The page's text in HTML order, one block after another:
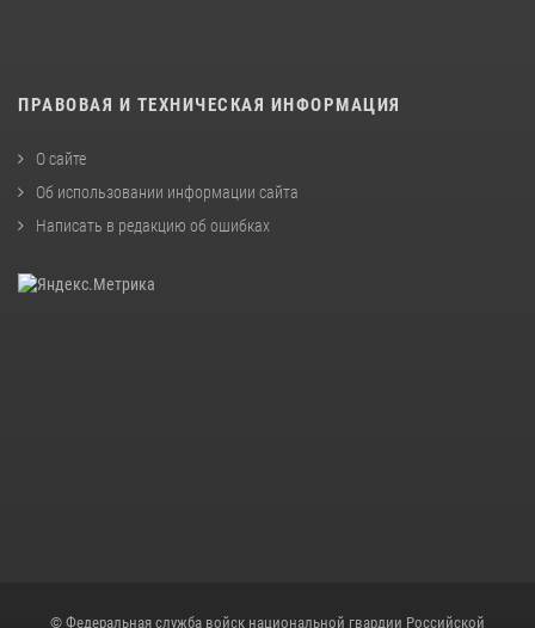
ПРАВОВАЯ И ТЕХНИЧЕСКАЯ ИНФОРМАЦИЯ
О сайте
Об использовании информации сайта
Написать в редакцию об ошибках
© Федеральная служба войск национальной гвардии Российской